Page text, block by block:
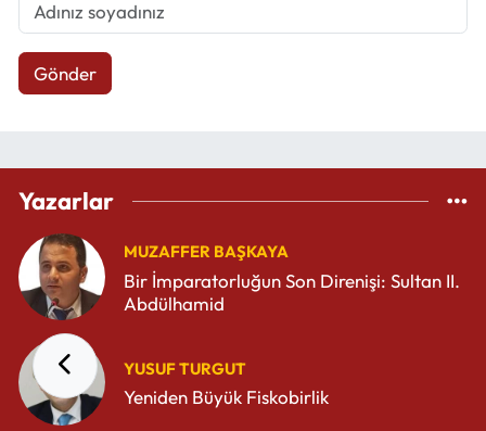
Gönder
Yazarlar
MUZAFFER BAŞKAYA
Bir İmparatorluğun Son Direnişi: Sultan II.
Abdülhamid
YUSUF TURGUT
Yeniden Büyük Fiskobirlik